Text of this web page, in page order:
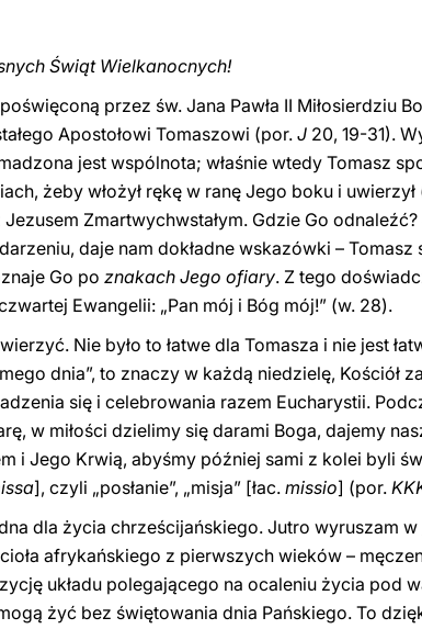
Świąt Wielkanocnych!
przez św. Jana Pawła II Miłosierdziu
Apostołowi Tomaszowi (por. J 20, 19-31).
jest wspólnota; właśnie wtedy Tomasz
żeby włożył rękę w ranę Jego boku i uwierzył
Zmartwychwstałym. Gdzie Go
daje nam dokładne wskazówki – Tomasz
Go po znakach Jego ofiary. Z tego
Ewangelii: „Pan mój i Bóg mój!” (w. 28).
Nie było to łatwe dla Tomasza i nie jest
dnia”, to znaczy w każdą niedzielę, Kościół
się i celebrowania razem Eucharystii.
w miłości dzielimy się darami Boga, dajemy
i Jego Krwią, abyśmy później sami z kolei byli
], czyli „posłanie”, „misja” [łac. missio] (por.
dla życia chrześcijańskiego. Jutro wyruszam w
afrykańskiego z pierwszych wieków –
układu polegającego na ocaleniu życia pod
żyć bez świętowania dnia Pańskiego. To